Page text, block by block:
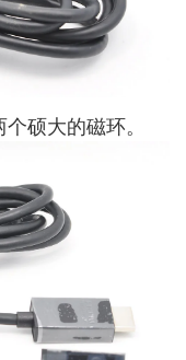
硕大的磁环。